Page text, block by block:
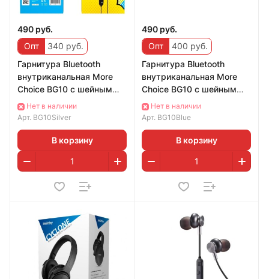
490 руб.
Опт
340 руб.
Гарнитура Bluetooth
внутриканальная More
Choice BG10 с шейным
шнурком + сумочка для
наушников (Silve
Нет в наличии
Арт. BG10Silver
В корзину
490 руб.
Опт
400 руб.
Гарнитура Bluetooth
внутриканальная More
Choice BG10 с шейным
шнурком + сумочка для
наушников (Blue)
Нет в наличии
Арт. BG10Blue
В корзину